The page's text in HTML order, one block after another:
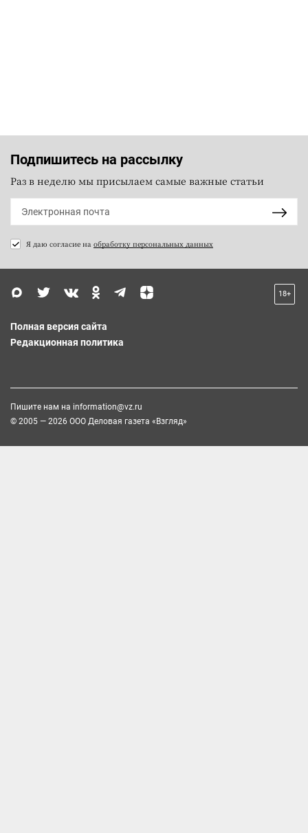
Подпишитесь на рассылку
Раз в неделю мы присылаем самые важные статьи
Я даю согласие на обработку персональных данных
18+
Полная версия сайта
Редакционная политика
Пишите нам на information@vz.ru
© 2005 — 2026 ООО Деловая газета «Взгляд»